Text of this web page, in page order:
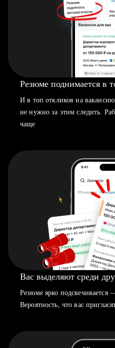
Резюме поднимается в
И в топ откликов на
не нужно за этим следить.
чаще
Вас выделяют среди
Резюме ярко подсвечивается
Вероятность, что вас